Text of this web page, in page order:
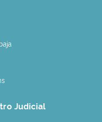
Judicial